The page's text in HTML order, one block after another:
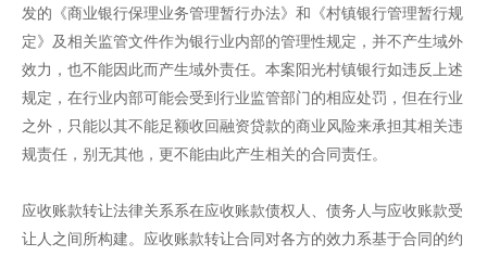
发的《商业银行保理业务管理暂行办法》和《村镇银行管理暂行规
定》及相关监管文件作为银行业内部的管理性规定，并不产生域外
效力，也不能因此而产生域外责任。本案阳光村镇银行如违反上述
规定，在行业内部可能会受到行业监管部门的相应处罚，但在行业
之外，只能以其不能足额收回融资贷款的商业风险来承担其相关违
规责任，别无其他，更不能由此产生相关的合同责任。
应收账款转让法律关系系在应收账款债权人、债务人与应收账款受
让人之间所构建。应收账款转让合同对各方的效力系基于合同的约